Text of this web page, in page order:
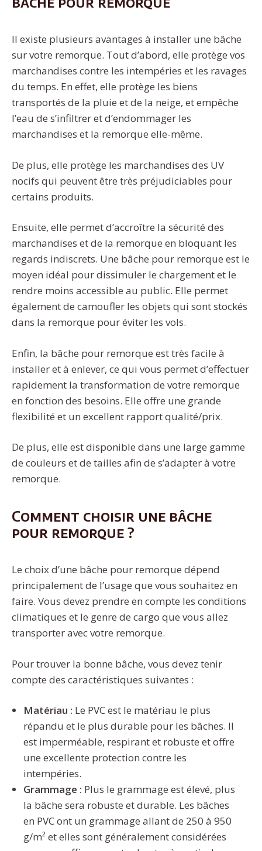
Il existe plusieurs avantages à installer une bâche
sur votre remorque. Tout d’abord, elle protège vos
marchandises contre les intempéries et les ravages
du temps. En effet, elle protège les biens
transportés de la pluie et de la neige, et empêche
l’eau de s’infiltrer et d’endommager les
marchandises et la remorque elle-même.
De plus, elle protège les marchandises des UV
nocifs qui peuvent être très préjudiciables pour
certains produits.
Ensuite, elle permet d’accroître la sécurité des
marchandises et de la remorque en bloquant les
regards indiscrets. Une bâche pour remorque est le
moyen idéal pour dissimuler le chargement et le
rendre moins accessible au public. Elle permet
également de camoufler les objets qui sont stockés
dans la remorque pour éviter les vols.
Enfin, la bâche pour remorque est très facile à
installer et à enlever, ce qui vous permet d’effectuer
rapidement la transformation de votre remorque
en fonction des besoins. Elle offre une grande
flexibilité et un excellent rapport qualité/prix.
De plus, elle est disponible dans une large gamme
de couleurs et de tailles afin de s’adapter à votre
remorque.
Comment choisir une bâche
pour remorque ?
Le choix d’une bâche pour remorque dépend
principalement de l’usage que vous souhaitez en
faire. Vous devez prendre en compte les conditions
climatiques et le genre de cargo que vous allez
transporter avec votre remorque.
Pour trouver la bonne bâche, vous devez tenir
compte des caractéristiques suivantes :
Matériau : Le PVC est le matériau le plus
répandu et le plus durable pour les bâches. Il
est imperméable, respirant et robuste et offre
une excellente protection contre les
intempéries.
Grammage : Plus le grammage est élevé, plus
la bâche sera robuste et durable. Les bâches
en PVC ont un grammage allant de 250 à 950
g/m² et elles sont généralement considérées